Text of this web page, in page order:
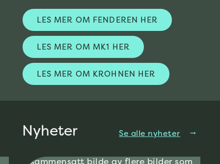
LES MER OM FENDEREN HER
LES MER OM MK1 HER
LES MER OM KROHNEN HER
Nyheter arrow_right_alt
Se alle nyheter